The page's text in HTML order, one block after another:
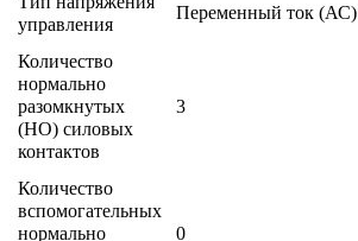
управления
Переменный ток (АС)
Количество
нормально
разомкнутых
(НО) силовых
контактов
3
Количество
вспомогательных
нормально
0